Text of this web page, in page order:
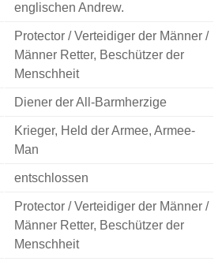
englischen Andrew.
Protector / Verteidiger der Männer /
Männer Retter, Beschützer der
Menschheit
Diener der All-Barmherzige
Krieger, Held der Armee, Armee-
Man
entschlossen
Protector / Verteidiger der Männer /
Männer Retter, Beschützer der
Menschheit